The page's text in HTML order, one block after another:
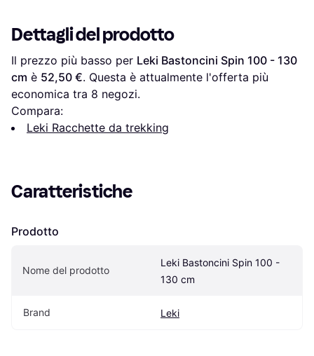
Dettagli del prodotto
Il prezzo più basso per Leki Bastoncini Spin 100 - 130
cm è 52,50 €. Questa è attualmente l'offerta più
economica tra 8 negozi.
Compara:
Leki Racchette da trekking
Caratteristiche
Prodotto
Nome del prodotto
Leki Bastoncini Spin 100 -
130 cm
Brand Leki